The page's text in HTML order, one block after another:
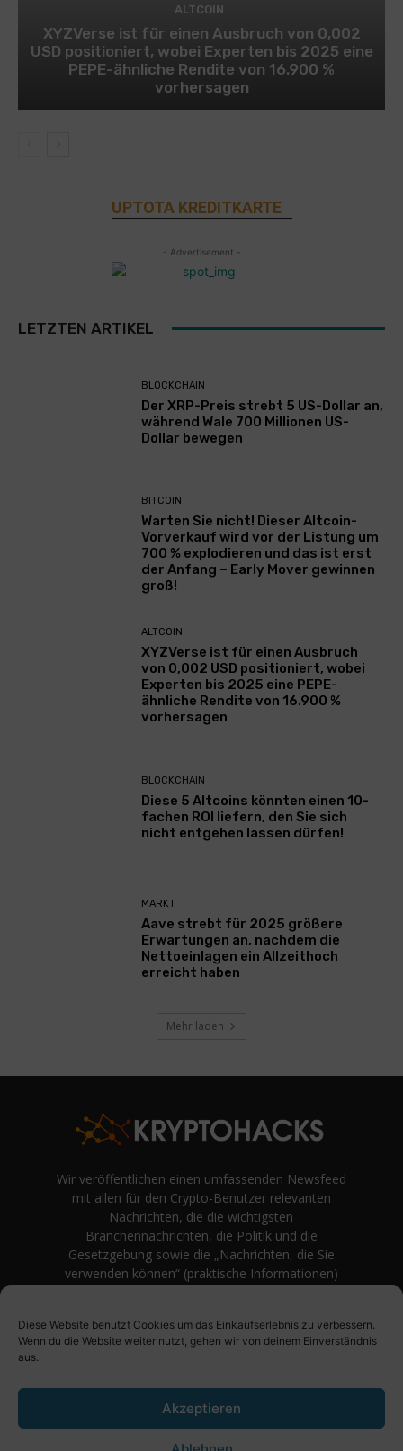
Diese Website benutzt Cookies um das Einkaufserlebnis zu verbessern.
Wenn du die Website weiter nutzt, gehen wir von deinem Einverständnis
aus.
Akzeptieren
ALTCOIN
XYZVerse ist für einen Ausbruch von 0,002
USD positioniert, wobei Experten bis 2025 eine
PEPE-ähnliche Rendite von 16.900 %
vorhersagen
UPTOTA KREDITKARTE
- Advertisement -
LETZTEN ARTIKEL
BLOCKCHAIN
Der XRP-Preis strebt 5 US-Dollar an,
während Wale 700 Millionen US-
Dollar bewegen
BITCOIN
Warten Sie nicht! Dieser Altcoin-
Vorverkauf wird vor der Listung um
700 % explodieren und das ist erst
der Anfang – Early Mover gewinnen
groß!
ALTCOIN
XYZVerse ist für einen Ausbruch
von 0,002 USD positioniert, wobei
Experten bis 2025 eine PEPE-
ähnliche Rendite von 16.900 %
vorhersagen
BLOCKCHAIN
Diese 5 Altcoins könnten einen 10-
fachen ROI liefern, den Sie sich
nicht entgehen lassen dürfen!
MARKT
Aave strebt für 2025 größere
Erwartungen an, nachdem die
Nettoeinlagen ein Allzeithoch
erreicht haben
Mehr laden
Wir veröffentlichen einen umfassenden Newsfeed
mit allen für den Crypto-Benutzer relevanten
Nachrichten, die die wichtigsten
Branchennachrichten, die Politik und die
Gesetzgebung sowie die „Nachrichten, die Sie
verwenden können“ (praktische Informationen)
Meinungen rund um Kryptowährung. Einfache
Logik und Beispiele aus der Praxis werden vor
bevorzugt.